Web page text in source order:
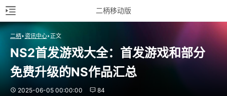
二柄移动版
二柄 资讯中心 正文
NS2首发游戏大全：首发游戏和部分
免费升级的NS作品汇总
2025-06-05 00:00:00 84